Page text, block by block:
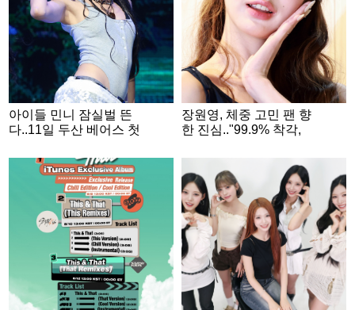
아이들 민니 잠실벌 뜬
다..11일 두산 베어스 첫
장원영, 체중 고민 팬 향
한 진심.."99.9% 착각,